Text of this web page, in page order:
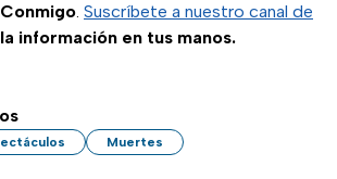
. Suscríbete a nuestro canal de
información en tus manos.
Muertes